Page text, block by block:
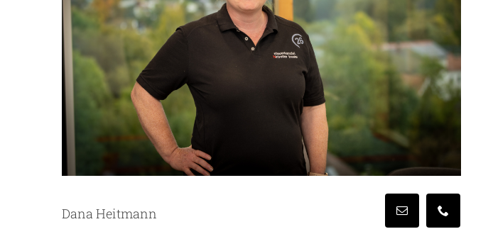
Dana Heitmann